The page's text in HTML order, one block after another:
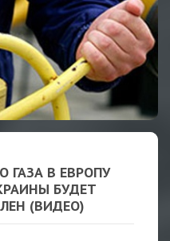
ГАЗА В ЕВРОПУ
БУДЕТ
(ВИДЕО)